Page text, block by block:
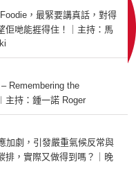
，最緊要講真話，對得
佢哋能捱得住！｜主持：馬
Remembering the
主持：鍾一諾 Roger
加劇，引發嚴重氣候反常與
排，實際又做得到嗎？｜晚